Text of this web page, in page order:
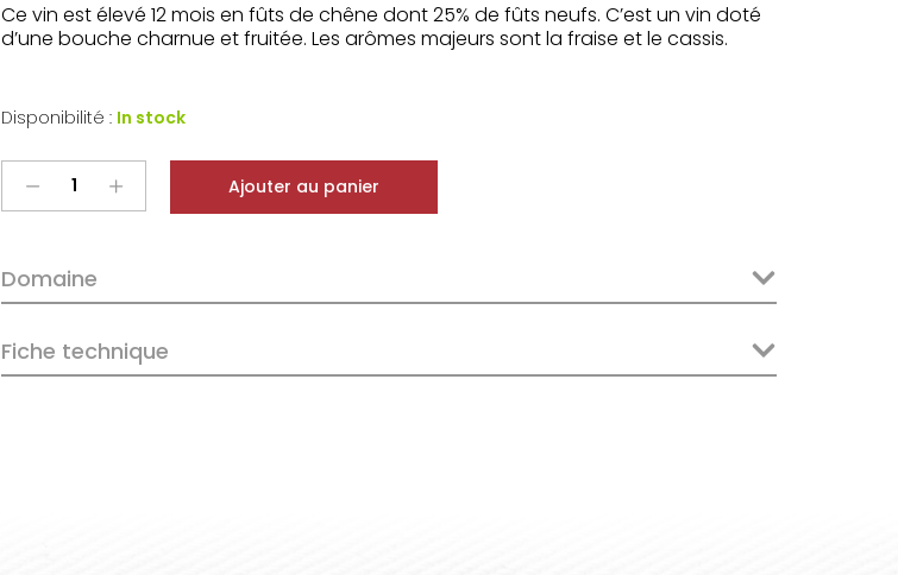
Ce vin est élevé 12 mois en fûts de chêne dont 25% de fûts neufs. C’est un vin doté
d’une bouche charnue et fruitée. Les arômes majeurs sont la fraise et le cassis.
Disponibilité : In stock
Jacqueson
quantity
Ajouter au panier
Domaine
Fiche technique